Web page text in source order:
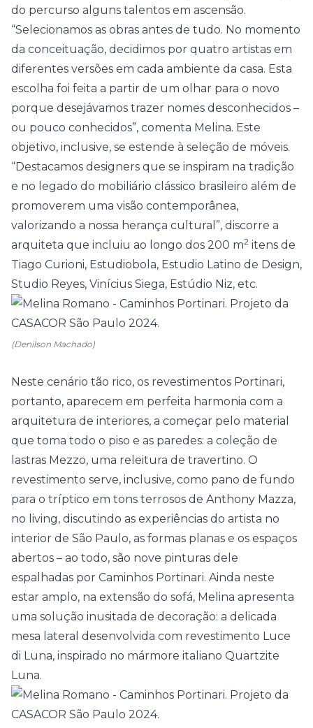
do percurso alguns talentos em ascensão.
“Selecionamos as obras antes de tudo. No momento
da conceituação, decidimos por quatro artistas em
diferentes versões em cada ambiente da casa. Esta
escolha foi feita a partir de um olhar para o novo
porque desejávamos trazer nomes desconhecidos –
ou pouco conhecidos”, comenta Melina. Este
objetivo, inclusive, se estende à seleção de móveis.
“Destacamos designers que se inspiram na tradição
e no legado do mobiliário clássico brasileiro além de
promoverem uma visão contemporânea,
valorizando a nossa herança cultural”, discorre a
arquiteta que incluiu ao longo dos 200 m2 itens de
Tiago Curioni, Estudiobola, Estudio Latino de Design,
Studio Reyes, Vinícius Siega, Estúdio Niz, etc.
(Denilson Machado)
Neste cenário tão rico, os revestimentos Portinari,
portanto, aparecem em perfeita harmonia com a
arquitetura de interiores, a começar pelo material
que toma todo o piso e as paredes: a coleção de
lastras Mezzo, uma releitura de travertino. O
revestimento serve, inclusive, como pano de fundo
para o tríptico em tons terrosos de Anthony Mazza,
no living, discutindo as experiências do artista no
interior de São Paulo, as formas planas e os espaços
abertos – ao todo, são nove pinturas dele
espalhadas por Caminhos Portinari. Ainda neste
estar amplo, na extensão do sofá, Melina apresenta
uma solução inusitada de decoração: a delicada
mesa lateral desenvolvida com revestimento Luce
di Luna, inspirado no mármore italiano Quartzite
Luna.